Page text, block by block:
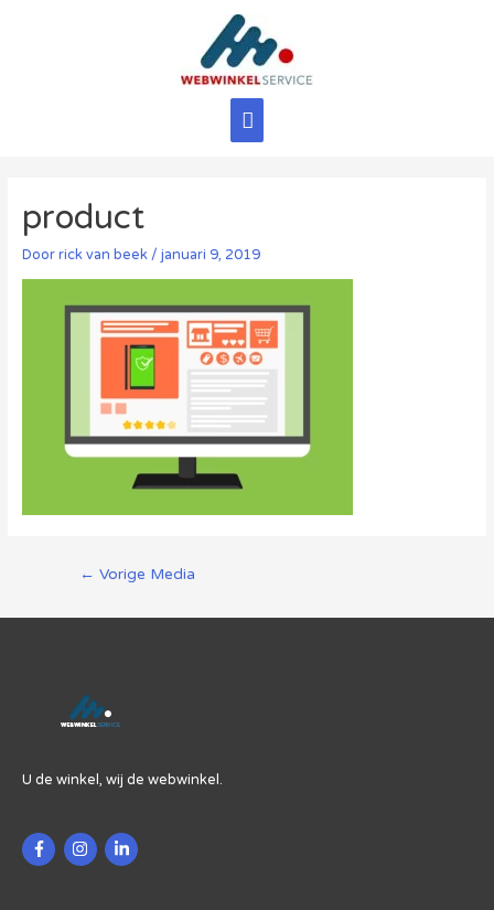
Hoofdmenu
product
Doorrick van beek/ januari 9, 2019
Berichtnavigatie
← Vorige Media
U de winkel, wij de webwinkel.